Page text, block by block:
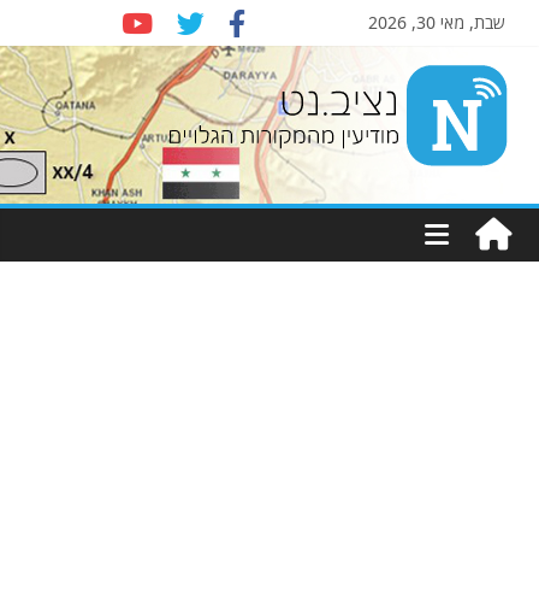
שבת, מאי 30, 2026
Nziv.net
מודיעין
מהמקורות